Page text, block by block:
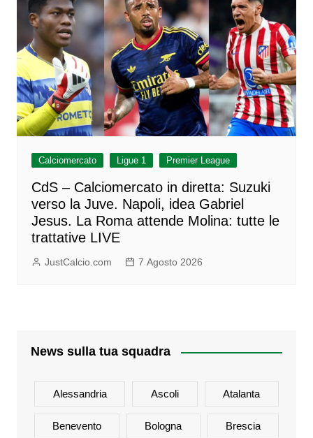
Calciomercato Ligue 1 Premier League
CdS – Calciomercato in diretta: Suzuki
verso la Juve. Napoli, idea Gabriel
Jesus. La Roma attende Molina: tutte le
trattative LIVE
JustCalcio.com 7 Agosto 2026
News sulla tua squadra
Alessandria Ascoli Atalanta
Benevento Bologna Brescia